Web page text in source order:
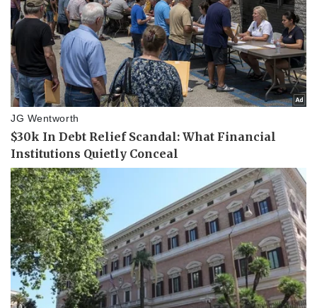
Pháp luật
Vụ án
Tin nóng
Tư vấn luật
Quân sự - Quốc phòng
Vũ khí
Việt Nam
Phân tích